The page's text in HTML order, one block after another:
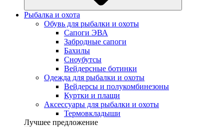
Рыбалка и охота
Обувь для рыбалки и охоты
Сапоги ЭВА
Забродные сапоги
Бахилы
Сноубутсы
Вейдерсные ботинки
Одежда для рыбалки и охоты
Вейдерсы и полукомбинезоны
Куртки и плащи
Аксессуары для рыбалки и охоты
Термовкладыши
Лучшее предложение